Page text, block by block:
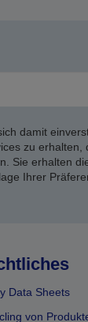
damit
zu
Sie erhalten
Ihrer
Data Sheets
von